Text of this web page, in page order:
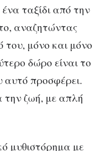
ταξίδι από την
αναζητώντας
του, μόνο και μόνο
δώρο είναι το
αυτό προσφέρει.
την ζωή, με απλή
μυθιστόρημα με